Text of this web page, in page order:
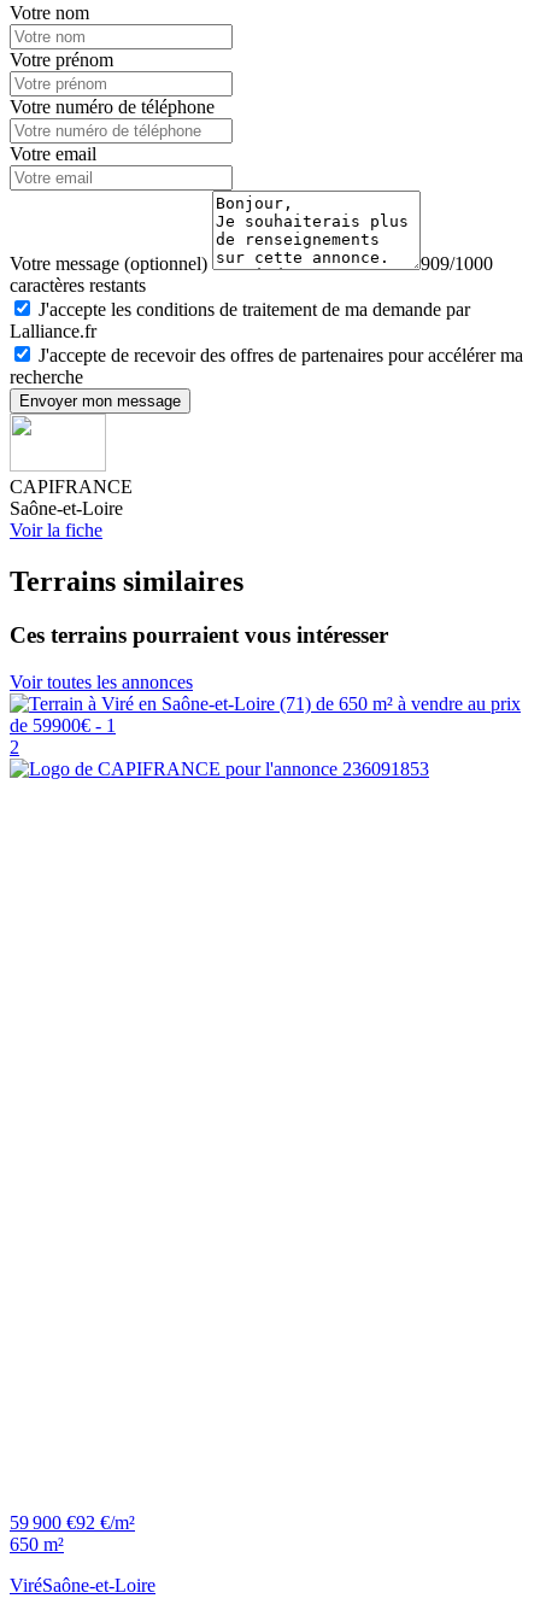
Votre nom
Votre prénom
Votre numéro de téléphone
Votre email
Votre message (optionnel)
909/1000
caractères restants
J'accepte les conditions de traitement de ma demande par
Lalliance.fr
J'accepte de recevoir des offres de partenaires pour accélérer ma
recherche
Envoyer mon message
CAPIFRANCE
Saône-et-Loire
Voir la fiche
Terrains similaires
Ces terrains pourraient vous intéresser
Voir toutes les annonces
2
59 900 €92 €/m²
650 m²
ViréSaône-et-Loire